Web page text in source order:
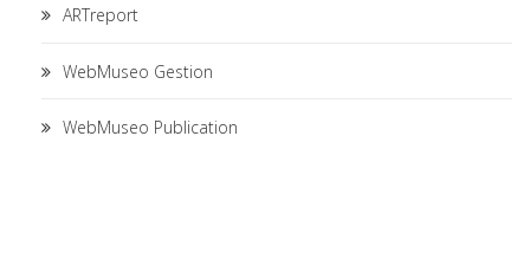
ARTreport
WebMuseo Gestion
WebMuseo Publication